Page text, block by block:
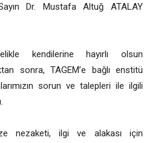
Dr. Mustafa Altuğ ATALAY
kendilerine hayırlı olsun
sonra, TAGEM’e bağlı enstitü
sorun ve talepleri ile ilgili
nezaketi, ilgi ve alakası için